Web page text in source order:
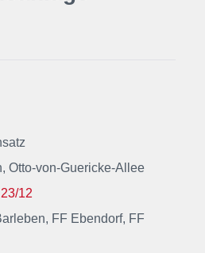
Otto-von-Guericke-Allee
12
FF Ebendorf, FF